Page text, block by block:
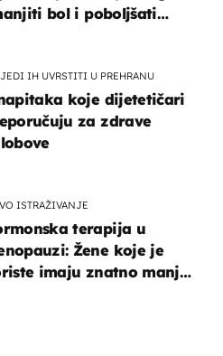
bol i poboljšati
IH UVRSTITI U PREHRANU
koje dijetetičari
za zdrave
ISTRAŽIVANJE
terapija u
Žene koje je
imaju znatno manji